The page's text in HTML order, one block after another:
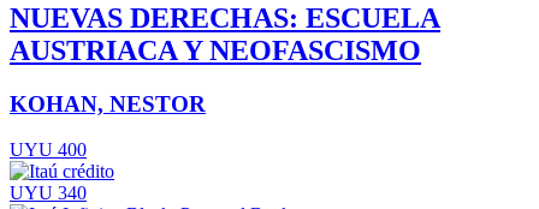
NUEVAS DERECHAS: ESCUELA
AUSTRIACA Y NEOFASCISMO
KOHAN, NESTOR
UYU 400
UYU 340